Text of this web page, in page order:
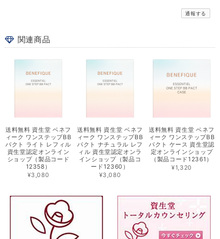
通報する
関連商品
送料無料 資生堂 ベネフ
ィーク ワンステップBB
パクト ライト レフィル
資生堂認定オンライン
ショップ（製品コード
12358）
¥3,080
送料無料 資生堂 ベネフ
ィーク ワンステップBB
パクト ナチュラル レフ
ィル 資生堂認定オンラ
インショップ（製品コ
ード12360）
¥3,080
送料無料 資生堂 ベネフ
ィーク ワンステップBB
パクト ケース 資生堂認
定オンラインショップ
（製品コード12361）
¥1,320